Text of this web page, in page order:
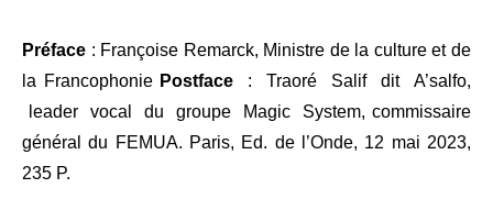
Préface : Françoise Remarck, Ministre de la culture et de
la Francophonie Postface : Traoré Salif dit A’salfo,
leader vocal du groupe Magic System, commissaire
général du FEMUA. Paris, Ed. de l’Onde, 12 mai 2023,
235 P.